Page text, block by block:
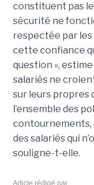
constituent pas
sécurité ne
respectée par les
cette confiance
question »,
salariés ne
sur leurs propres
l’ensemble des
des salariés qui
souligne-t-elle.